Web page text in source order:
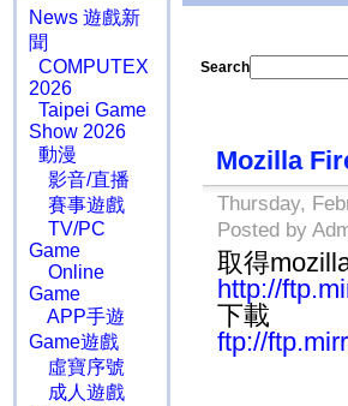
News 遊戲新
聞
COMPUTEX
2026
Taipei Game
Show 2026
動漫
影音/直播
賽事遊戲
TV/PC
Game
Online
Game
APP手遊
Game遊戲
虛寶序號
成人遊戲
Search
Mozilla
Thursday,
Posted by
取得
http://
下載
ftp://